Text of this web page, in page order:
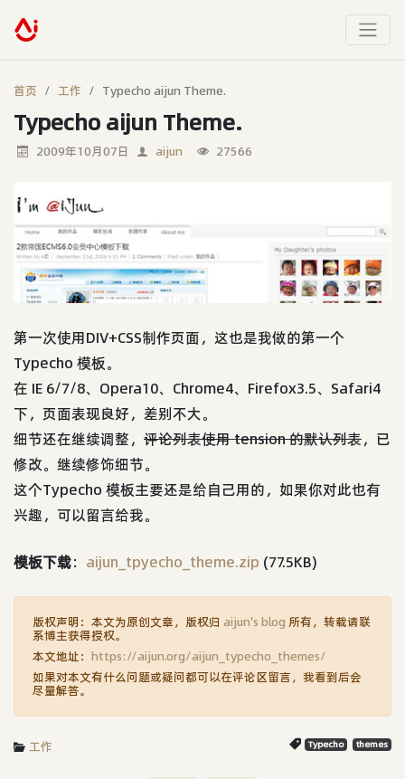
首页 工作 Typecho aijun Theme.
Typecho aijun Theme.
2009年10月07日 aijun 27566
第一次使用DIV+CSS制作页面，这也是我做的第一个
Typecho 模板。
在 IE 6/7/8、Opera10、Chrome4、Firefox3.5、Safari4
下，页面表现良好，差别不大。
细节还在继续调整， 评论列表使用 tension 的默认列表，已
修改。继续修饰细节。
这个Typecho 模板主要还是给自己用的，如果你对此也有
兴趣，可以留言给我。
模板下载： aijun_tpyecho_theme.zip (77.5KB)
版权声明：本文为原创文章，版权归 aijun's blog 所有，转载请联
系博主获得授权。
本文地址： https://aijun.org/aijun_typecho_themes/
如果对本文有什么问题或疑问都可以在评论区留言，我看到后会
尽量解答。
工作 Typecho themes